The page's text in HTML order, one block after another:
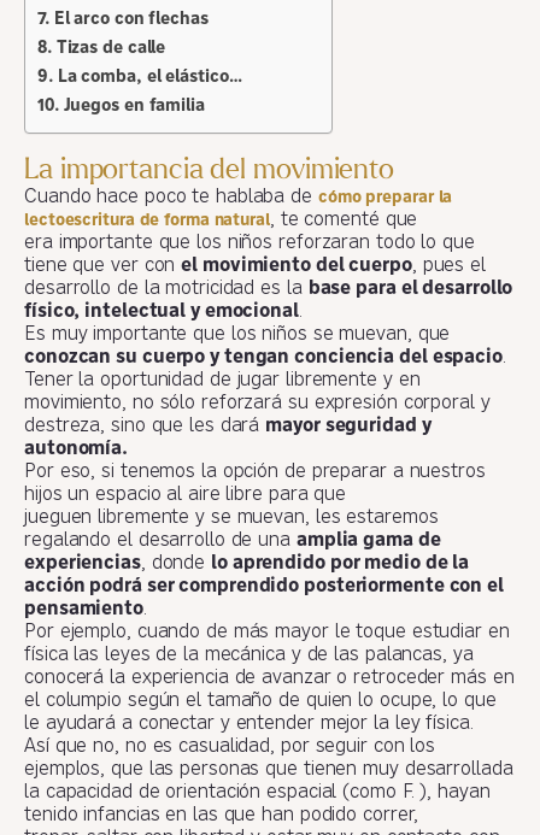
El arco con flechas
Tizas de calle
La comba, el elástico…
Juegos en familia
La importancia del movimiento
Cuando hace poco te hablaba de cómo preparar la
lectoescritura de forma natural, te comenté que
era importante que los niños reforzaran todo lo que
tiene que ver conel movimiento del cuerpo, pues el
desarrollo de la motricidad es la base para el desarrollo
físico, intelectual y emocional.
Es muy importante que los niños se muevan, que
conozcan su cuerpo y tengan conciencia del espacio.
Tener la oportunidad de jugar libremente y en
movimiento, no sólo reforzará su expresión corporal y
destreza, sino que les dará mayor seguridad y
autonomía.
Por eso, si tenemos la opción de preparar a nuestros
hijos un espacio al aire libre para que
jueguen libremente y se muevan, les estaremos
regalando el desarrollo de una amplia gama de
experiencias, donde lo aprendido por medio de la
acción podrá ser comprendido posteriormente con el
pensamiento.
Por ejemplo, cuando de más mayor le toque estudiar en
física las leyes de la mecánica y de las palancas, ya
conocerá la experiencia de avanzar o retroceder más en
el columpio según el tamaño de quien lo ocupe, lo que
le ayudará a conectar y entender mejor la ley física.
Así que no, no es casualidad, por seguir con los
ejemplos, que las personas que tienen muy desarrollada
la capacidad de orientación espacial (como F. ), hayan
tenido infancias en las que han podido correr,